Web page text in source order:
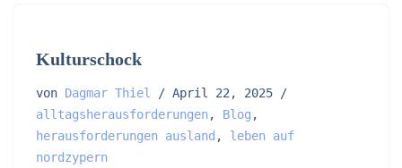
Kulturschock
von Dagmar Thiel
April 22, 2025
alltagsherausforderungen, Blog ,
herausforderungen ausland , leben auf
nordzypern